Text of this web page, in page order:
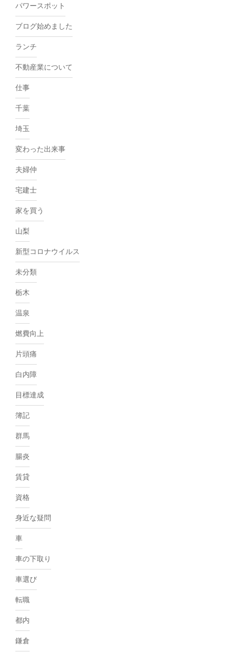
パワースポット
ブログ始めました
ランチ
不動産業について
仕事
千葉
埼玉
変わった出来事
夫婦仲
宅建士
家を買う
山梨
新型コロナウイルス
未分類
栃木
温泉
燃費向上
片頭痛
白内障
目標達成
簿記
群馬
腸炎
賃貸
資格
身近な疑問
車
車の下取り
車選び
転職
都内
鎌倉